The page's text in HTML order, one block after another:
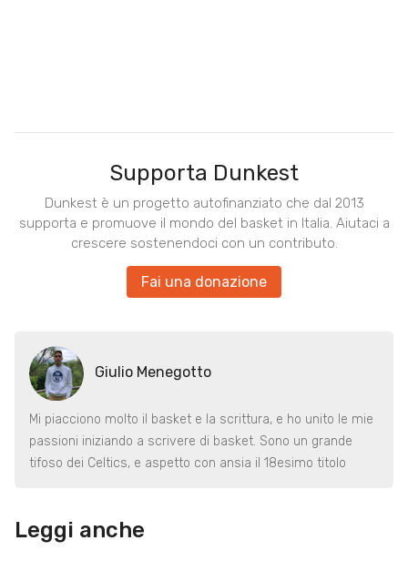
Supporta Dunkest
Dunkest è un progetto autofinanziato che dal 2013
supporta e promuove il mondo del basket in Italia. Aiutaci a
crescere sostenendoci con un contributo.
Fai una donazione
Giulio Menegotto
Mi piacciono molto il basket e la scrittura, e ho unito le mie
passioni iniziando a scrivere di basket. Sono un grande
tifoso dei Celtics, e aspetto con ansia il 18esimo titolo
Leggi anche